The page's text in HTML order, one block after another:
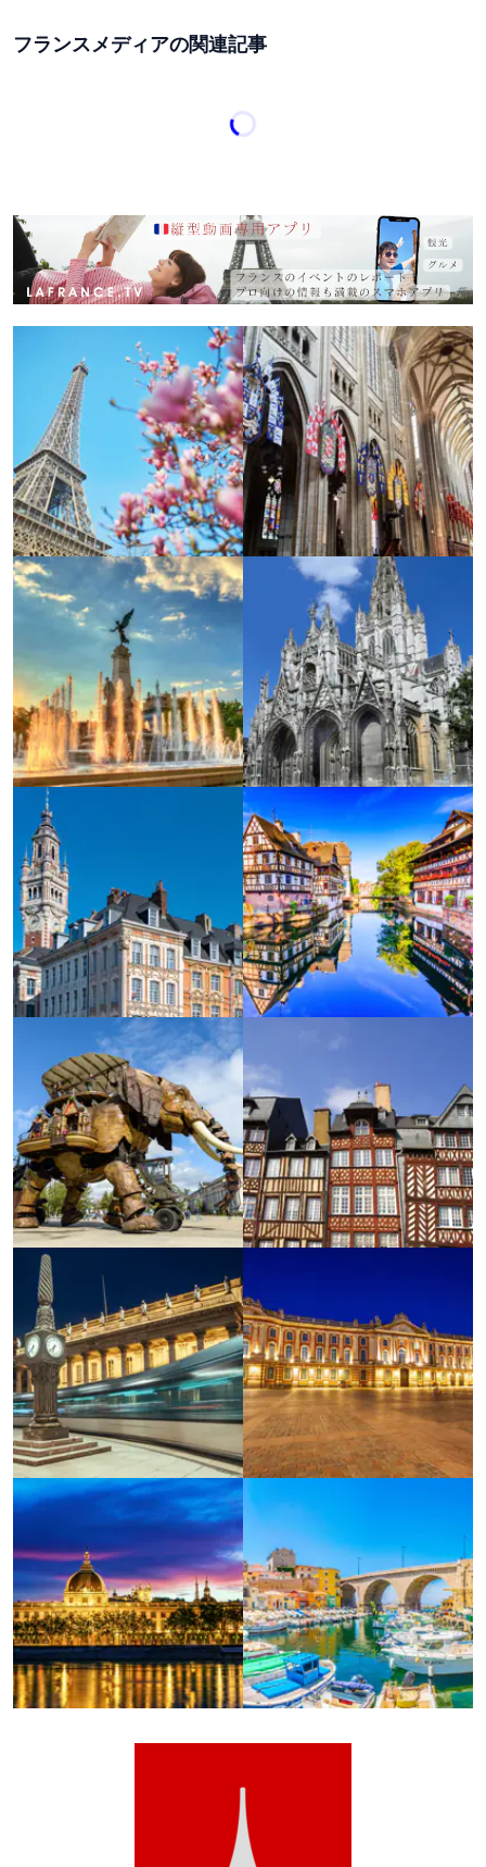
フランスメディアの関連記事